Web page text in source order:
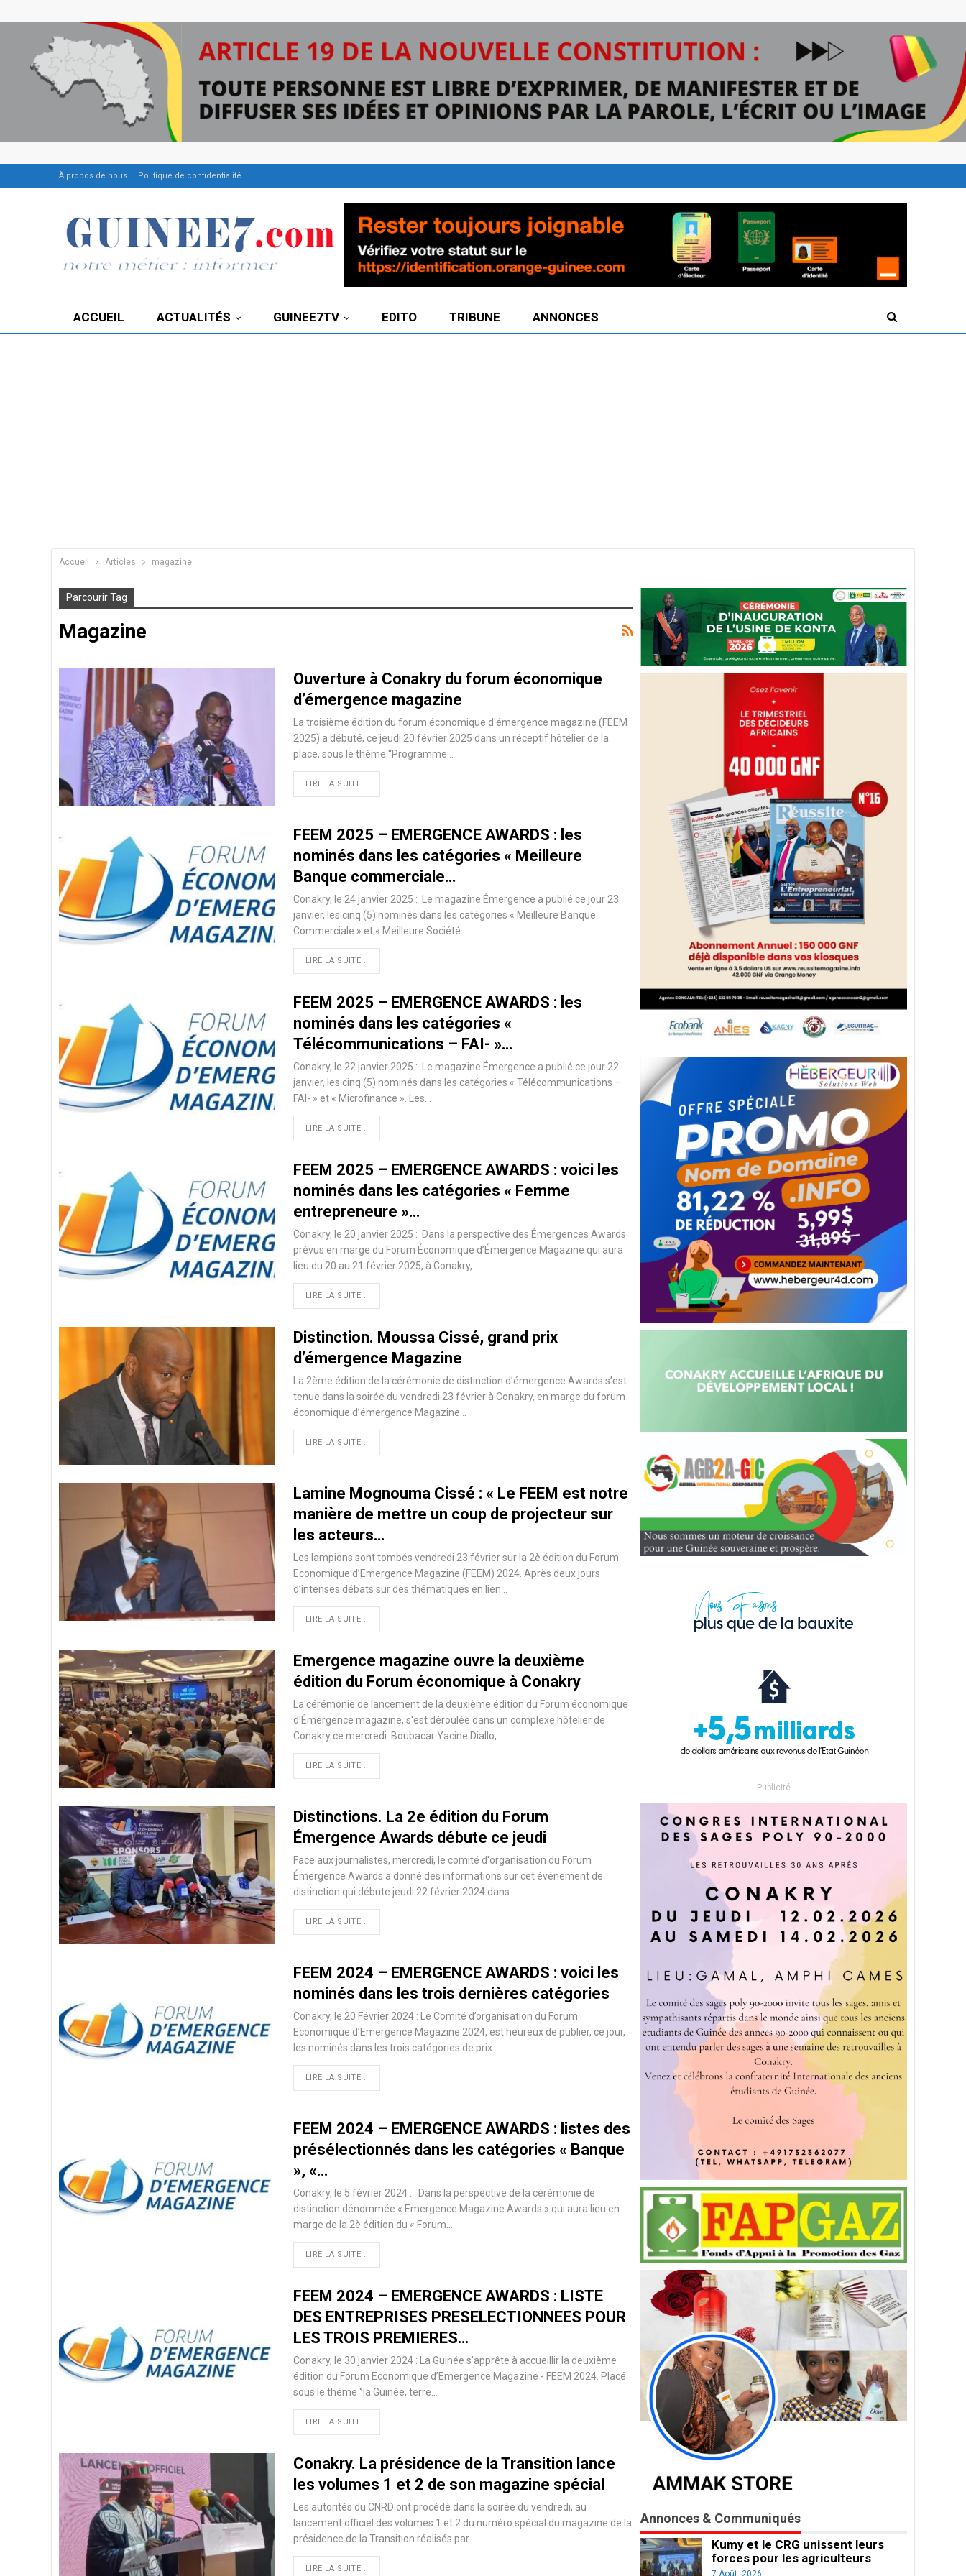
À propos de nous Politique de confidentialité
ACCUEIL ACTUALITÉS GUINEE7TV EDITO TRIBUNE ANNONCES
Accueil Articles magazine
Parcourir Tag
Magazine
Ouverture à Conakry du forum économique
d’émergence magazine
La troisième édition du forum économique d'émergence magazine (FEEM
2025) a débuté, ce jeudi 20 février 2025 dans un réceptif hôtelier de la
place, sous le thème “Programme…
LIRE LA SUITE...
FEEM 2025 – EMERGENCE AWARDS : les
nominés dans les catégories « Meilleure
Banque commerciale…
Conakry, le 24 janvier 2025 : Le magazine Émergence a publié ce jour 23
janvier, les cinq (5) nominés dans les catégories « Meilleure Banque
Commerciale » et « Meilleure Société…
LIRE LA SUITE...
FEEM 2025 – EMERGENCE AWARDS : les
nominés dans les catégories «
Télécommunications – FAI- »…
Conakry, le 22 janvier 2025 : Le magazine Émergence a publié ce jour 22
janvier, les cinq (5) nominés dans les catégories « Télécommunications –
FAI- » et « Microfinance ». Les…
LIRE LA SUITE...
FEEM 2025 – EMERGENCE AWARDS : voici les
nominés dans les catégories « Femme
entrepreneure »…
Conakry, le 20 janvier 2025 : Dans la perspective des Émergences Awards
prévus en marge du Forum Économique d’Émergence Magazine qui aura
lieu du 20 au 21 février 2025, à Conakry,…
LIRE LA SUITE...
Distinction. Moussa Cissé, grand prix
d’émergence Magazine
La 2ème édition de la cérémonie de distinction d’émergence Awards s’est
tenue dans la soirée du vendredi 23 février à Conakry, en marge du forum
économique d’émergence Magazine…
LIRE LA SUITE...
Lamine Mognouma Cissé : « Le FEEM est notre
manière de mettre un coup de projecteur sur
les acteurs…
Les lampions sont tombés vendredi 23 février sur la 2è édition du Forum
Economique d’Emergence Magazine (FEEM) 2024. Après deux jours
d’intenses débats sur des thématiques en lien…
LIRE LA SUITE...
Emergence magazine ouvre la deuxième
édition du Forum économique à Conakry
La cérémonie de lancement de la deuxième édition du Forum économique
d'Émergence magazine, s'est déroulée dans un complexe hôtelier de
Conakry ce mercredi. Boubacar Yacine Diallo,…
LIRE LA SUITE...
Distinctions. La 2e édition du Forum
Émergence Awards débute ce jeudi
Face aux journalistes, mercredi, le comité d'organisation du Forum
Émergence Awards a donné des informations sur cet événement de
distinction qui débute jeudi 22 février 2024 dans…
LIRE LA SUITE...
FEEM 2024 – EMERGENCE AWARDS : voici les
nominés dans les trois dernières catégories
Conakry, le 20 Février 2024 : Le Comité d’organisation du Forum
Economique d’Emergence Magazine 2024, est heureux de publier, ce jour,
les nominés dans les trois catégories de prix…
LIRE LA SUITE...
FEEM 2024 – EMERGENCE AWARDS : listes des
présélectionnés dans les catégories « Banque
», «…
Conakry, le 5 février 2024 : Dans la perspective de la cérémonie de
distinction dénommée « Emergence Magazine Awards » qui aura lieu en
marge de la 2è édition du « Forum…
LIRE LA SUITE...
FEEM 2024 – EMERGENCE AWARDS : LISTE
DES ENTREPRISES PRESELECTIONNEES POUR
LES TROIS PREMIERES…
Conakry, le 30 janvier 2024 : La Guinée s’apprête à accueillir la deuxième
édition du Forum Economique d’Emergence Magazine - FEEM 2024. Placé
sous le thème ‘’la Guinée, terre…
LIRE LA SUITE...
Conakry. La présidence de la Transition lance
les volumes 1 et 2 de son magazine spécial
Les autorités du CNRD ont procédé dans la soirée du vendredi, au
lancement officiel des volumes 1 et 2 du numéro spécial du magazine de la
présidence de la Transition réalisés par…
LIRE LA SUITE...
- Publicité -
Annonces & Communiqués
Kumy et le CRG unissent leurs
forces pour les agriculteurs